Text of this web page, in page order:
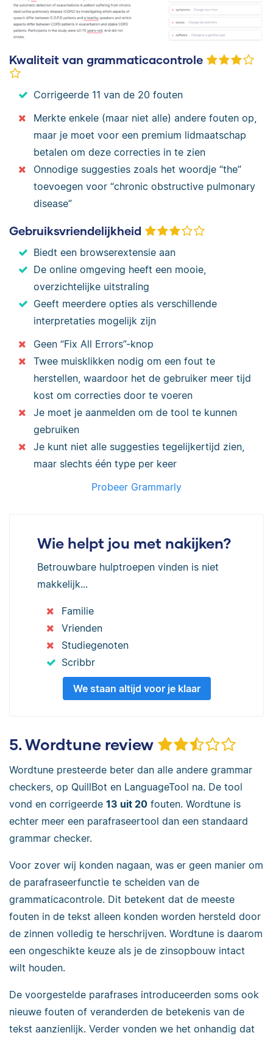
Kwaliteit van grammaticacontrole
Corrigeerde 11 van de 20 fouten
Merkte enkele (maar niet alle) andere fouten op,
maar je moet voor een premium lidmaatschap
betalen om deze correcties in te zien
Onnodige suggesties zoals het woordje “the”
toevoegen voor “chronic obstructive pulmonary
disease”
Gebruiksvriendelijkheid
Biedt een browserextensie aan
De online omgeving heeft een mooie,
overzichtelijke uitstraling
Geeft meerdere opties als verschillende
interpretaties mogelijk zijn
Geen “Fix All Errors”-knop
Twee muisklikken nodig om een fout te
herstellen, waardoor het de gebruiker meer tijd
kost om correcties door te voeren
Je moet je aanmelden om de tool te kunnen
gebruiken
Je kunt niet alle suggesties tegelijkertijd zien,
maar slechts één type per keer
Probeer Grammarly
Wie helpt jou met nakijken?
Betrouwbare hulptroepen vinden is niet
makkelijk...
Familie
Vrienden
Studiegenoten
Scribbr
We staan altijd voor je klaar
5. Wordtune review
Wordtune presteerde beter dan alle andere grammar
checkers, op QuillBot en LanguageTool na. De tool
vond en corrigeerde 13 uit 20 fouten. Wordtune is
echter meer een parafraseertool dan een standaard
grammar checker.
Voor zover wij konden nagaan, was er geen manier om
de parafraseerfunctie te scheiden van de
grammaticacontrole. Dit betekent dat de meeste
fouten in de tekst alleen konden worden hersteld door
de zinnen volledig te herschrijven. Wordtune is daarom
een ongeschikte keuze als je de zinsopbouw intact
wilt houden.
De voorgestelde parafrases introduceerden soms ook
nieuwe fouten of veranderden de betekenis van de
tekst aanzienlijk. Verder vonden we het onhandig dat